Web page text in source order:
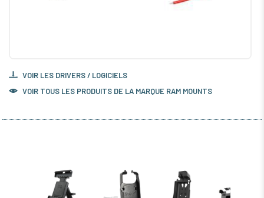
VOIR LES DRIVERS / LOGICIELS
VOIR TOUS LES PRODUITS DE LA MARQUE RAM MOUNTS